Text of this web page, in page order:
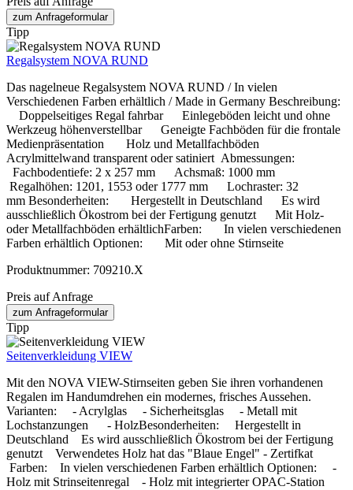
zum Anfrageformular
Tipp
Regalsystem NOVA RUND
Das nagelneue Regalsystem NOVA RUND / In vielen
Verschiedenen Farben erhältlich / Made in Germany Beschreibung:
Doppelseitiges Regal fahrbar Einlegeböden leicht und ohne
Werkzeug höhenverstellbar Geneigte Fachböden für die frontale
Medienpräsentation Holz und Metallfachböden
Acrylmittelwand transparent oder satiniert Abmessungen:
Fachbodentiefe: 2 x 257 mm Achsmaß: 1000 mm
Regalhöhen: 1201, 1553 oder 1777 mm Lochraster: 32
mm Besonderheiten: Hergestellt in Deutschland Es wird
ausschließlich Ökostrom bei der Fertigung genutzt Mit Holz-
oder Metallfachböden erhältlichFarben: In vielen verschiedenen
Farben erhältlich Optionen: Mit oder ohne Stirnseite
Produktnummer: 709210.X
Preis auf Anfrage
zum Anfrageformular
Tipp
Seitenverkleidung VIEW
Mit den NOVA VIEW-Stirnseiten geben Sie ihren vorhandenen
Regalen im Handumdrehen ein modernes, frisches Aussehen.
Varianten: - Acrylglas - Sicherheitsglas - Metall mit
Lochstanzungen - HolzBesonderheiten: Hergestellt in
Deutschland Es wird ausschließlich Ökostrom bei der Fertigung
genutzt Verwendetes Holz hat das "Blaue Engel" - Zertifkat
Farben: In vielen verschiedenen Farben erhältlich Optionen: -
Holz mit Strinseitenregal - Holz mit integrierter OPAC-Station